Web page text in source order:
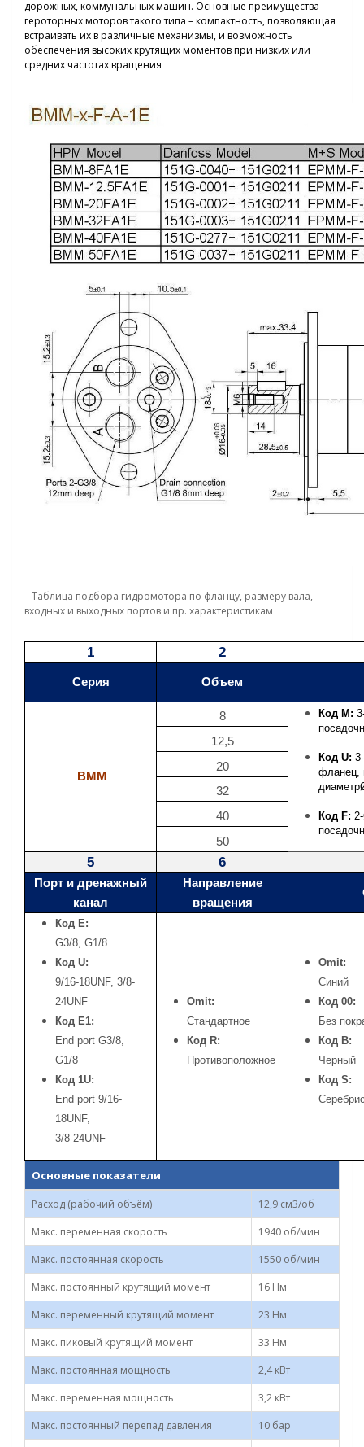
дорожных, коммунальных машин. Основные преимущества
героторных моторов такого типа – компактность, позволяющая
встраивать их в различные механизмы, и возможность
обеспечения высоких крутящих моментов при низких или
средних частотах вращения
Таблица подбора гидромотора по фланцу, размеру вала,
входных и выходных портов и пр. характеристикам
1 2
Серия Объем
BMM
8 Код M:
Код U:
фланец,
диаметр
Код F: 2-
12,5
20
32
40
50
5 6
Порт и дренажный
канал
Направление
вращения
Код E:
G3/8, G1/8
Код U:
9/16-18UNF, 3/8-
24UNF
Код E1:
End port G3/8,
G1/8
Код 1U:
End port 9/16-
18UNF,
3/8-24UNF
Omit:
Стандартное
Код R:
Противоположное
Omit:
Синий
Код 00:
Без
Код B:
Черный
Код S:
Основные показатели
Расход (рабочий объём)
12,9 см3/об
Макс. переменная скорость
1940 об/мин
Макс. постоянная скорость
1550 об/мин
Макс. постоянный крутящий момент
16 Нм
Макс. переменный крутящий момент
23 Нм
Макс. пиковый крутящий момент
33 Нм
Макс. постоянная мощность
2,4 кВт
Макс. переменная мощность
3,2 кВт
Макс. постоянный перепад давления
10 бар